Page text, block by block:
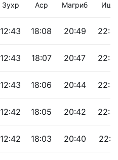
Зухр Аср Магриб Иша
12:43 18:08 20:49
12:43 18:07 20:47
12:43 18:06 20:44
12:42 18:05 20:42
12:42 18:03 20:40